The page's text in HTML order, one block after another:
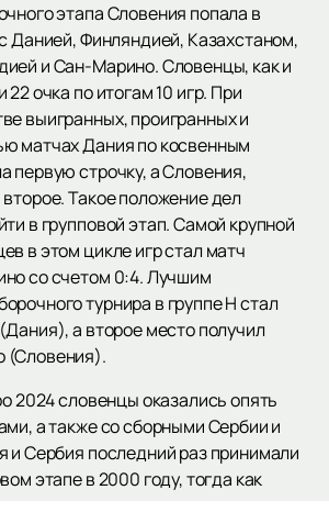
этапа Словения попала в
Данией, Финляндией, Казахстаном,
и Сан-Марино. Словенцы, как и
очка по итогам 10 игр. При
выигранных, проигранных и
матчах Дания по косвенным
первую строчку, а Словения,
Такое положение дел
в групповой этап. Самой крупной
в этом цикле игр стал матч
со счетом 0:4. Лучшим
турнира в группе H стал
а второе место получил
(Словения).
2024 словенцы оказались опять
а также со сборными Сербии и
и Сербия последний раз принимали
этапе в 2000 году, тогда как